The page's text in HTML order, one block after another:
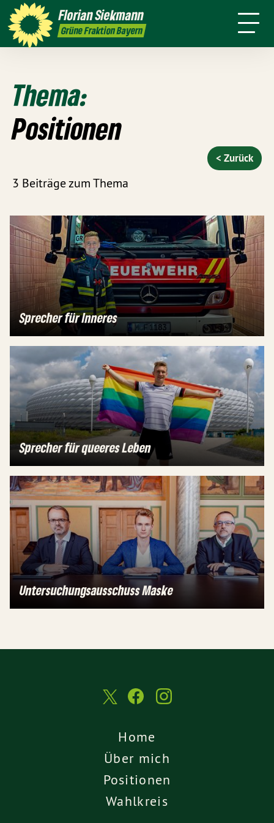
FlorianSiekmann
Grüne Fraktion Bayern
Presse Kontakt
mich
Thema:
Positionen
3 Beiträge zum Thema
< Zurück
Sprecher für Inneres
Sprecher für queeres Leben
Untersuchungs­ausschuss Maske
Home
Über mich
Positionen
Wahlkreis